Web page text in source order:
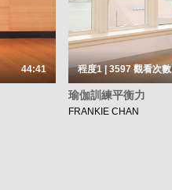
44:41 程度1 | 3597 觀看次數
瑜伽訓練平衡力
FRANKIE CHAN